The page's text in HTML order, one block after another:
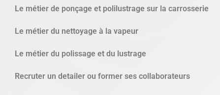
Le métier de ponçage et polilustrage sur la carrosserie
Le métier du nettoyage à la vapeur
Le métier du polissage et du lustrage
Recruter un detailer ou former ses collaborateurs